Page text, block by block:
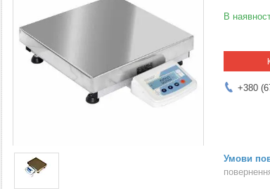
В
+380